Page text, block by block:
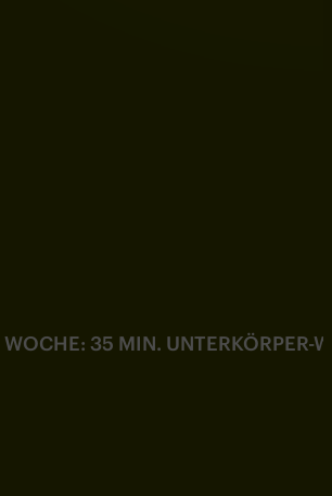
35 MIN. UNTERKÖRPER-